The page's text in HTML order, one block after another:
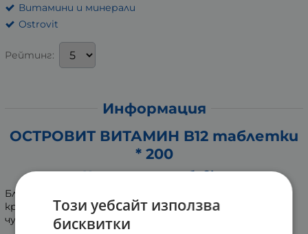
Витамини и минерали
Ostrovit
Рейтинг:
Информация
ОСТРОВИТ ВИТАМИН B12 таблетки
* 200
Хранителна добавка
Благоприятства нормалното образуване на червени
кръвни телца и допринася за намаляването на
чувството на отпадналост и умора.
Този уебсайт използва
бисквитки